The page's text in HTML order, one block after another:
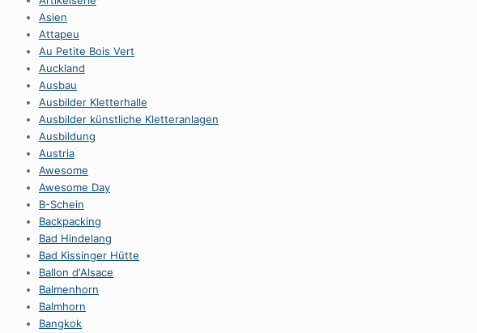
Asien
Attapeu
Au Petite Bois Vert
Auckland
Ausbau
Ausbilder Kletterhalle
Ausbilder künstliche Kletteranlagen
Ausbildung
Austria
Awesome
Awesome Day
B-Schein
Backpacking
Bad Hindelang
Bad Kissinger Hütte
Ballon d'Alsace
Balmenhorn
Balmhorn
Bangkok